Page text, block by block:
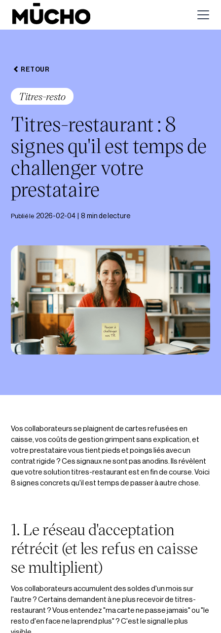
RETOUR
Titres-resto
Titres-restaurant : 8
signes qu'il est temps de
challenger votre
prestataire
Publié le 2026-02-04 8 min de lecture
Vos collaborateurs se plaignent de cartes refusées en
caisse, vos coûts de gestion grimpent sans explication, et
votre prestataire vous tient pieds et poings liés avec un
contrat rigide ? Ces signaux ne sont pas anodins. Ils révèlent
que votre solution titres-restaurant est en fin de course. Voici
8 signes concrets qu'il est temps de passer à autre chose.
1. Le réseau d'acceptation
rétrécit (et les refus en caisse
se multiplient)
Vos collaborateurs accumulent des soldes d'un mois sur
l'autre ? Certains demandent à ne plus recevoir de titres-
restaurant ? Vous entendez "ma carte ne passe jamais" ou "le
resto d'en face ne la prend plus" ? C'est le signal le plus